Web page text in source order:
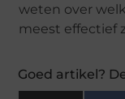
weten over
meest effectief
Goed artikel?